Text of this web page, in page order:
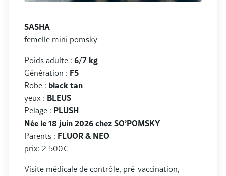
SASHA
femelle mini pomsky
Poids adulte : 6/7 kg
Génération : F5
Robe : black tan
yeux : BLEUS
Pelage : PLUSH
Née le 18 juin 2026 chez SO’POMSKY
Parents : FLUOR & NEO
prix: 2 500€
Visite médicale de contrôle, pré-vaccination,